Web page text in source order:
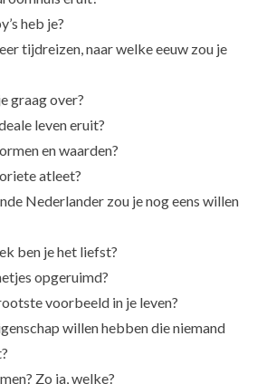
heb je?
tijdreizen, naar welke eeuw zou je
graag over?
leven eruit?
en waarden?
atleet?
Nederlander zou je nog eens willen
ben je het liefst?
opgeruimd?
voorbeeld in je leven?
willen hebben die niemand
Zo ja, welke?